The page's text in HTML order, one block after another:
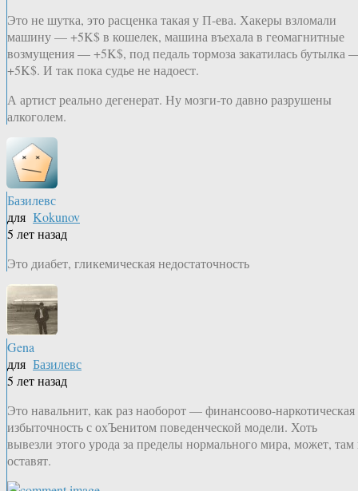
Это не шутка, это расценка такая у П-ева. Хакеры взломали
машину — +5K$ в кошелек, машина въехала в геомагнитные
возмущения — +5K$, под педаль тормоза закатилась бутылка
+5K$. И так пока судье не надоест.
А артист реально дегенерат. Ну мозги-то давно разрушены
алкоголем.
Базилевс
для Kokunov
5 лет назад
Это диабет, гликемическая недостаточность
Gena
для Базилевс
5 лет назад
Это навальнит, как раз наоборот — финансоово-наркотическая
избыточность с охЪенитом поведенческой модели. Хоть
вывезли этого урода за пределы нормального мира, может, там
оставят.